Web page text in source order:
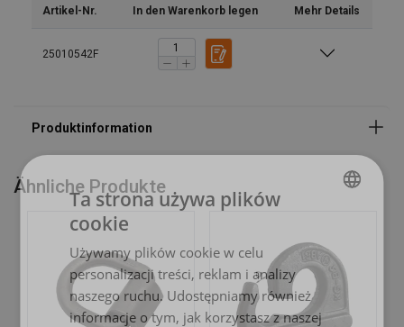
Artikel-Nr. In den Warenkorb legen Mehr Details
25010542F
Ähnliche Produkte
ENGLISH TRANSLATION
Ta strona używa plików
cookie
Używamy plików cookie w celu
personalizacji treści, reklam i analizy
naszego ruchu. Udostępniamy również
informacje o tym, jak korzystasz z naszej